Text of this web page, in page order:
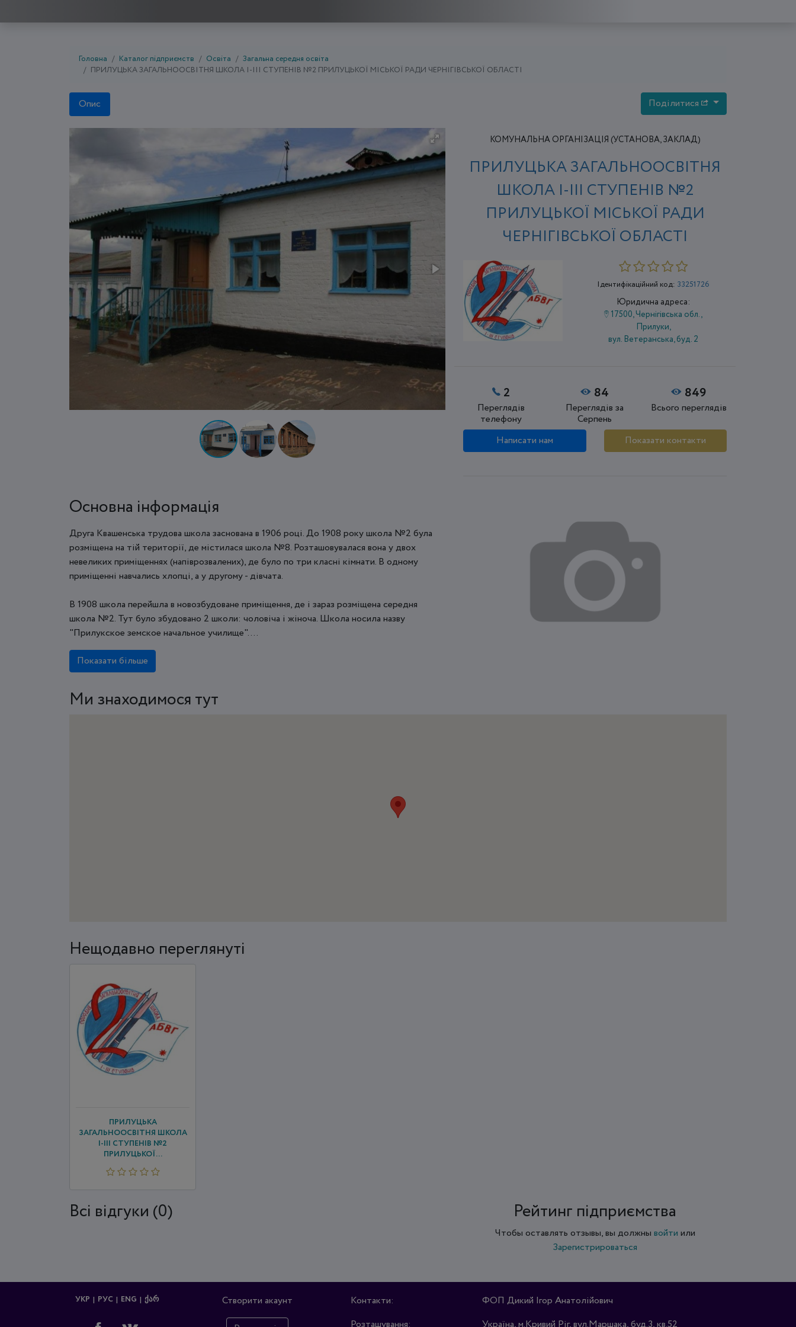
Головна Каталог підприємств Освіта
Загальна середня освіта
ПРИЛУЦЬКА ЗАГАЛЬНООСВІТНЯ ШКОЛА І-ІІІ СТУПЕНІВ №2 ПРИЛУЦЬКОЇ МІСЬКОЇ РАДИ ЧЕРНІГІВСЬКОЇ ОБЛАСТІ
Опис Поділитися
КОМУНАЛЬНА ОРГАНІЗАЦІЯ (УСТАНОВА, ЗАКЛАД)
ПРИЛУЦЬКА ЗАГАЛЬНООСВІТНЯ
ШКОЛА І-ІІІ СТУПЕНІВ №2
ПРИЛУЦЬКОЇ МІСЬКОЇ РАДИ
ЧЕРНІГІВСЬКОЇ ОБЛАСТІ
Ідентифікаційний код: 33251726
Юридична адреса:
17500, Чернігівська обл.,
Прилуки,
вул. Ветеранська, буд. 2
2
Переглядів
телефону
84
Переглядів за
Серпень
849
Всього переглядів
Написати нам Показати контакти
Основна інформація
Друга Квашенська трудова школа заснована в 1906 роцi. До 1908 року школа №2 була
розміщена на тій території, де містилася школа №8. Розташовувалася вона у двох
невеликих приміщеннях (напіврозвалених), де було по три класні кімнати. В одному
приміщенні навчались хлопці, а у другому - дівчата.
В 1908 школа перейшла в новозбудоване приміщення, де i зараз розміщена середня
школа №2. Тут було збудовано 2 школи: чоловіча і жіноча. Школа носила назву
"Прилукское земское начальное училище". ...
Показати більше
Ми знаходимося тут
Нещодавно переглянуті
ПРИЛУЦЬКА
ЗАГАЛЬНООСВІТНЯ ШКОЛА
І-ІІІ СТУПЕНІВ №2
ПРИЛУЦЬКОЇ...
Всi відгуки (0) Рейтинг підприємства
Чтобы оставлять отзывы, вы должны войти или
Зарегистрироваться
УКР РУС ENG ᲥᲐᲠ Створити акаунт Контакти:
ФОП Дикий Ігор Анатолійович
Розташування:
Україна, м.Кривий Ріг, вул.Маршака, буд.3, кв.52